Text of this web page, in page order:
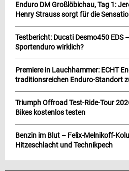
Enduro DM Großlöbichau, Tag 1:
Henry Strauss sorgt für die
Testbericht: Ducati Desmo450 EDS
Sportenduro wirklich?
Premiere in Lauchhammer: ECHT
traditionsreichen Enduro-Standort
Triumph Offroad Test-Ride-Tour
Bikes kostenlos testen
Benzin im Blut – Felix-Melnikoff-
Hitzeschlacht und Technikpech